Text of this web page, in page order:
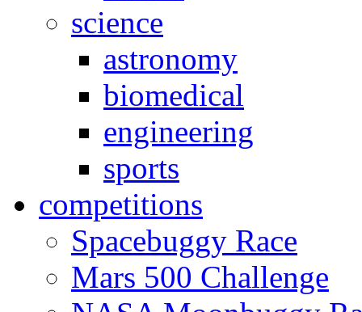
science
astronomy
biomedical
engineering
sports
competitions
Spacebuggy Race
Mars 500 Challenge